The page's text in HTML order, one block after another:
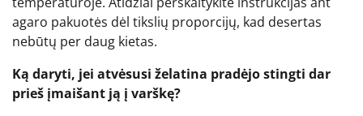
agaro pakuotės dėl tikslių proporcijų, kad desertas
nebūtų per daug kietas.
Ką daryti, jei atvėsusi želatina pradėjo stingti dar
prieš įmaišant ją į varškę?